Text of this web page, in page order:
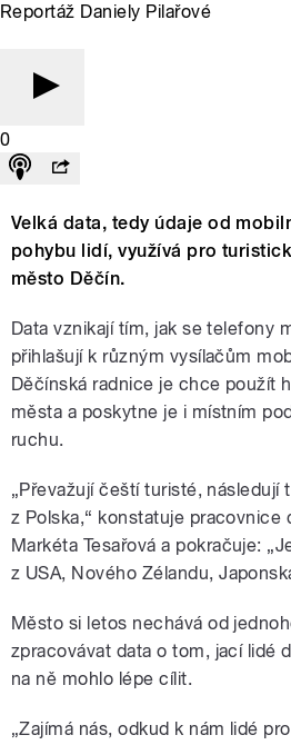
Reportáž Daniely Pilařové
0
Velká data, tedy údaje od
pohybu lidí, využívá pro
město Děčín.
Data vznikají tím, jak se telefony
přihlašují k různým vysílačům
Děčínská radnice je chce použít
města a poskytne je i místním
ruchu.
„Převažují čeští turisté, následují
z Polska,“ konstatuje
Markéta Tesařová a pokračuje:
z USA, Nového Zélandu,
Město si letos nechává od
zpracovávat data o tom, jací lidé
na ně mohlo lépe cílit.
„Zajímá nás, odkud k nám lidé